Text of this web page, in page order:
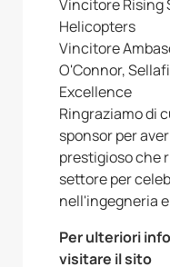
Vincitore Rising
Helicopters
Vincitore
O'Connor,
Excellence
Ringraziamo di
sponsor per
prestigioso che
settore per
nell'ingegneria
Per ulteriori
visitare il sito